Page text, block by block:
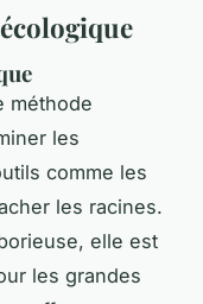
méthode
les
comme les
les racines.
elle est
les grandes